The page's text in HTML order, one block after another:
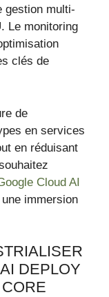
gestion multi-
Le monitoring
clés de
de
en services
en réduisant
Cloud AI
immersion
DEPLOY